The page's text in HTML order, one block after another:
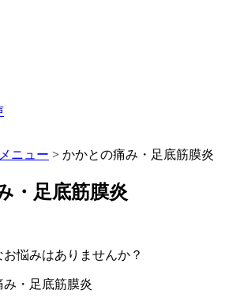
ニュー > かかとの痛み・足底筋膜炎
・足底筋膜炎